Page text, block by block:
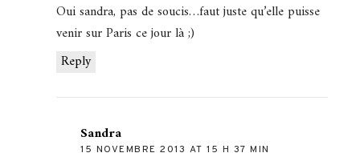
Reply
Oui sandra, pas de soucis…faut juste qu’elle puisse
venir sur Paris ce jour là ;)
Sandra
15 NOVEMBRE 2013 AT 15 H 37 MIN